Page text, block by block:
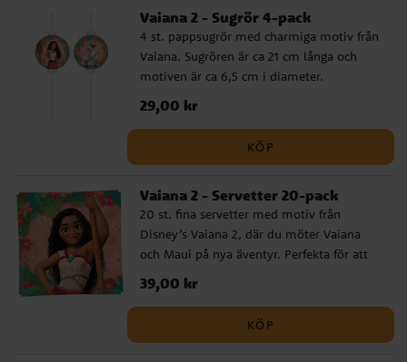
Vaiana 2 - Sugrör 4-pack
4 st. pappsugrör med charmiga motiv från
Vaiana. Sugrören är ca 21 cm långa och
motiven är ca 6,5 cm i diameter.
Pris:29,00 kr
29,00 kr
KÖP
Vaiana 2 - Servetter 20-pack
20 st. fina servetter med motiv från
Disney’s Vaiana 2, där du möter Vaiana
och Maui på nya äventyr. Perfekta för att
skapa en tropisk och äventyrlig stämning
på kalaset. Servetterna har 2 lager och är
Pris:39,00 kr
39,00 kr
KÖP